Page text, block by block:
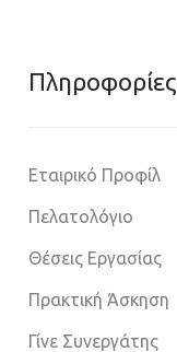
Πληροφoρίες
Εταιρικό Προφίλ
Πελατολόγιο
Θέσεις Εργασίας
Πρακτική Άσκηση
Γίνε Συνεργάτης